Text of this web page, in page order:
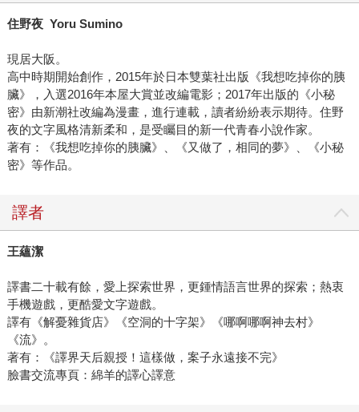
住野夜 Yoru Sumino
現居大阪。
高中時期開始創作，2015年於日本雙葉社出版《我想吃掉你的胰
臟》，入選2016年本屋大賞並改編電影；2017年出版的《小秘
密》由新潮社改編為漫畫，進行連載，讀者紛紛表示期待。住野
夜的文字風格清新柔和，是受矚目的新一代青春小說作家。
著有：《我想吃掉你的胰臟》、《又做了，相同的夢》、《小秘
密》等作品。
譯者
王蘊潔
譯書二十載有餘，愛上探索世界，更鍾情語言世界的探索；熱衷
手機遊戲，更酷愛文字遊戲。
譯有《解憂雜貨店》《空洞的十字架》《哪啊哪啊神去村》
《流》。
著有：《譯界天后親授！這樣做，案子永遠接不完》
臉書交流專頁：綿羊的譯心譯意